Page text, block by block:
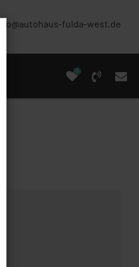
info@autohaus-fulda-west.de
0